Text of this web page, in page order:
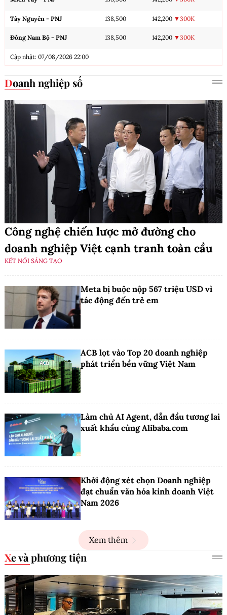
Tây Nguyên - PNJ 138,500 142,200 ▼300K
Đông Nam Bộ - PNJ 138,500 142,200 ▼300K
Cập nhật: 07/08/2026 22:00
Doanh nghiệp số
Công nghệ chiến lược mở đường cho
doanh nghiệp Việt cạnh tranh toàn cầu
KẾT NỐI SÁNG TẠO
Meta bị buộc nộp 567 triệu USD vì
tác động đến trẻ em
ACB lọt vào Top 20 doanh nghiệp
phát triển bền vững Việt Nam
Làm chủ AI Agent, dẫn đầu tương lai
xuất khẩu cùng Alibaba.com
Khởi động xét chọn Doanh nghiệp
đạt chuẩn văn hóa kinh doanh Việt
Nam 2026
Xem thêm
Xe và phương tiện